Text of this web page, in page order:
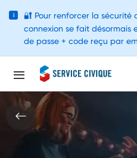
i 🔐 Pour renforcer la sécurité
connexion se fait
de passe + code reçu par